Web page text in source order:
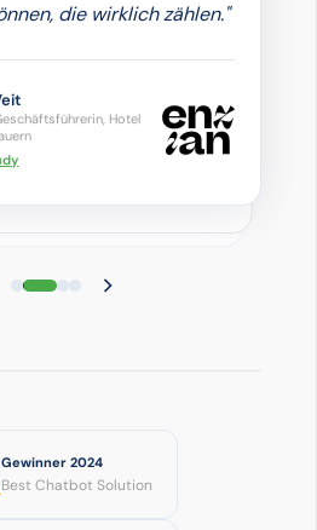
die wirklich zählen."
Hotel
Gewinner 2024
Best Chatbot Solution